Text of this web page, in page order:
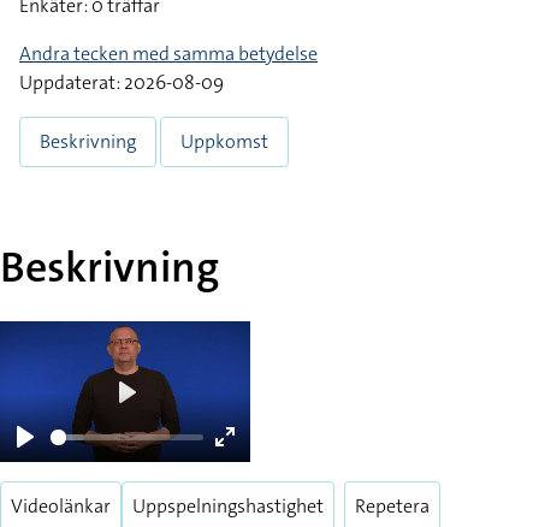
Enkäter: 0 träffar
Andra tecken med samma betydelse
Uppdaterat: 2026-08-09
Beskrivning Uppkomst
Beskrivning
Play
Enter
fullscreen
Play
Videolänkar Uppspelningshastighet
Repetera